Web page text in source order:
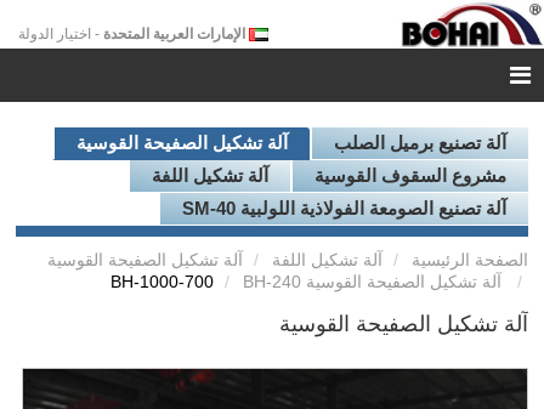
الإمارات العربية المتحدة - اختيار الدولة
آلة تصنيع برميل الصلب
آلة تشكيل الصفيحة القوسية
مشروع السقوف القوسية
آلة تشكيل اللفة
آلة تصنيع الصومعة الفولاذية اللولبية SM-40
الصفحة الرئيسية آلة تشكيل اللفة
آلة تشكيل الصفيحة القوسية
آلة تشكيل الصفيحة القوسية BH-240
BH-1000-700
آلة تشكيل الصفيحة القوسية